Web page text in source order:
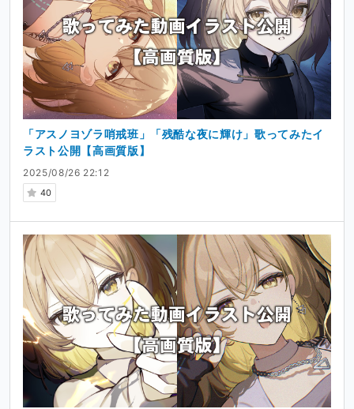
2025/08/26 22:12
40
「アスノヨゾラ哨戒班」「残酷な夜に輝け」歌ってみたイ
ラスト公開【高画質版】